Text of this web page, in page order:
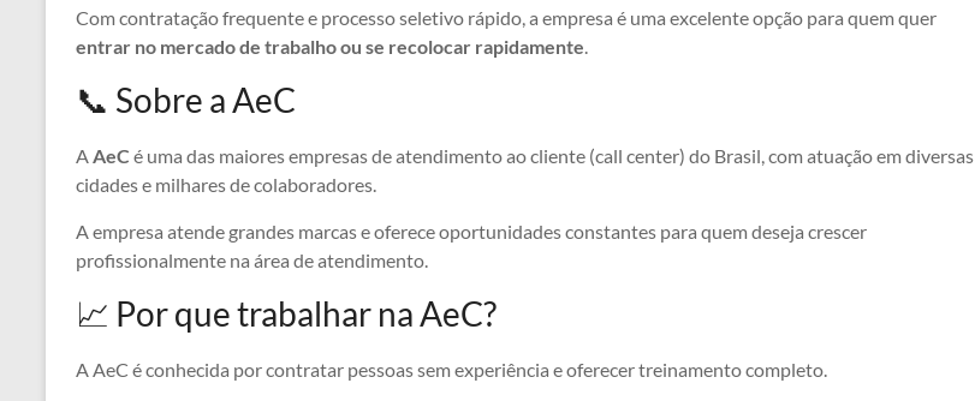
o
k
A
p
r
m
n
e
d
i
Com contratação frequente e processo seletivo rápido, a empresa é uma excelente opção para quem quer
entrar no mercado de trabalho ou se recolocar rapidamente.
📞 Sobre a AeC
AAeC é uma das maiores empresas de atendimento ao cliente (call center) do Brasil, com atuação em diversas
cidades e milhares de colaboradores.
A empresa atende grandes marcas e oferece oportunidades constantes para quem deseja crescer
profissionalmente na área de atendimento.
📈 Por que trabalhar na AeC?
A AeC é conhecida por contratar pessoas sem experiência e oferecer treinamento completo.